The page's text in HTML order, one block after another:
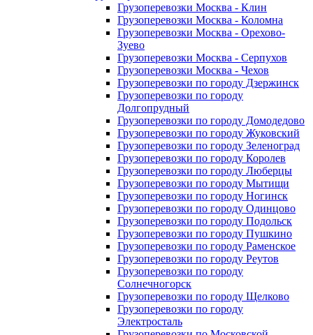
Грузоперевозки Москва - Клин
Грузоперевозки Москва - Коломна
Грузоперевозки Москва - Орехово-
Зуево
Грузоперевозки Москва - Серпухов
Грузоперевозки Москва - Чехов
Грузоперевозки по городу Дзержинск
Грузоперевозки по городу
Долгопрудный
Грузоперевозки по городу Домодедово
Грузоперевозки по городу Жуковский
Грузоперевозки по городу Зеленоград
Грузоперевозки по городу Королев
Грузоперевозки по городу Люберцы
Грузоперевозки по городу Мытищи
Грузоперевозки по городу Ногинск
Грузоперевозки по городу Одинцово
Грузоперевозки по городу Подольск
Грузоперевозки по городу Пушкино
Грузоперевозки по городу Раменское
Грузоперевозки по городу Реутов
Грузоперевозки по городу
Солнечногорск
Грузоперевозки по городу Щелково
Грузоперевозки по городу
Электросталь